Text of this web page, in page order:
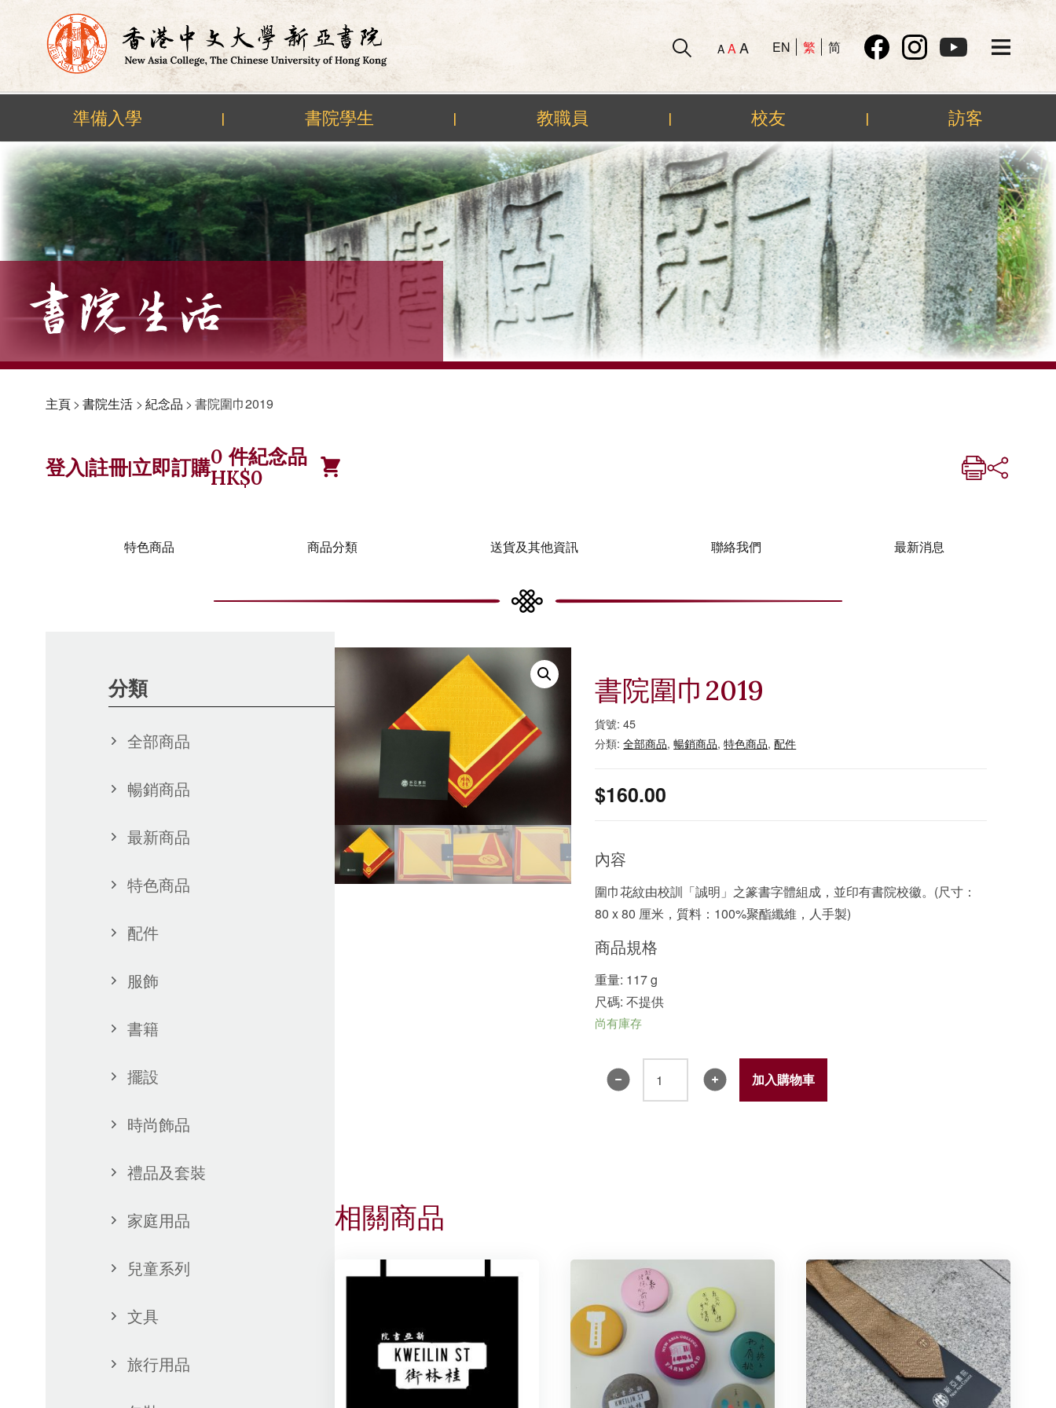
Skip
content
A AA EN 繁 简
準備入學 | 書院學生 | 教職員 | 校友 | 訪客
主頁> 書院生活 > 紀念品 > 書院圍巾2019
登入|註冊|立即訂購0 件紀念品
HK$0
特色商品 商品分類 送貨及其他資訊 聯絡我們 最新消息
分類
全部商品
暢銷商品
最新商品
特色商品
配件
服飾
書籍
擺設
時尚飾品
禮品及套裝
家庭用品
兒童系列
文具
旅行用品
書院圍巾2019
貨號:45
分類:全部商品,暢銷商品,特色商品,配件
$160.00
內容
圍巾花紋由校訓「誠明」之篆書字體組成，並印有書院校徽。(尺寸：
80 x 80 厘米，質料：100%聚酯纖維，人手製)
商品規格
重量: 117 g
尺碼: 不提供
尚有庫存
加入購物車
相關商品